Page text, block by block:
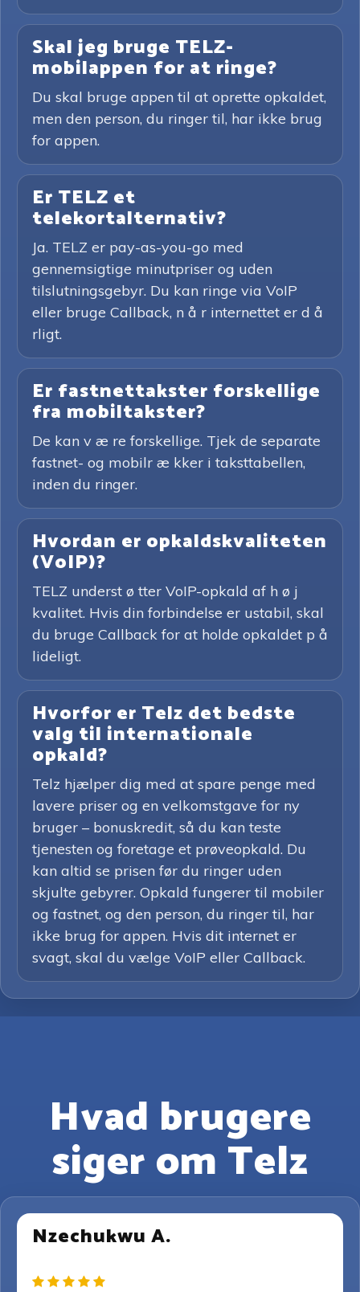
Skal jeg bruge TELZ-
mobilappen for at ringe?
Du skal bruge appen til at oprette opkaldet,
men den person, du ringer til, har ikke brug
for appen.
Er TELZ et
telekortalternativ?
Ja. TELZ er pay-as-you-go med
gennemsigtige minutpriser og uden
tilslutningsgebyr. Du kan ringe via VoIP
eller bruge Callback, n å r internettet er d å
rligt.
Er fastnettakster forskellige
fra mobiltakster?
De kan v æ re forskellige. Tjek de separate
fastnet- og mobilr æ kker i taksttabellen,
inden du ringer.
Hvordan er opkaldskvaliteten
(VoIP)?
TELZ underst ø tter VoIP-opkald af h ø j
kvalitet. Hvis din forbindelse er ustabil, skal
du bruge Callback for at holde opkaldet p å
lideligt.
Hvorfor er Telz det bedste
valg til internationale
opkald?
Telz hjælper dig med at spare penge med
lavere priser og en velkomstgave for ny
bruger – bonuskredit, så du kan teste
tjenesten og foretage et prøveopkald. Du
kan altid se prisen før du ringer uden
skjulte gebyrer. Opkald fungerer til mobiler
og fastnet, og den person, du ringer til, har
ikke brug for appen. Hvis dit internet er
svagt, skal du vælge VoIP eller Callback.
Hvad brugere
siger om Telz
Nzechukwu A.